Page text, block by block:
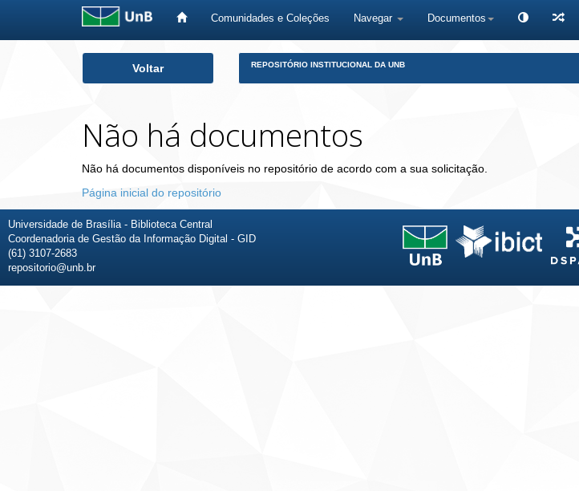
Comunidades e Coleções Navegar Documentos
Voltar REPOSITÓRIO INSTITUCIONAL DA UNB
Não há documentos
Não há documentos disponíveis no repositório de acordo com a sua solicitação.
Página inicial do repositório
Universidade de Brasília - Biblioteca Central
Coordenadoria de Gestão da Informação Digital - GID
(61) 3107-2683
repositorio@unb.br